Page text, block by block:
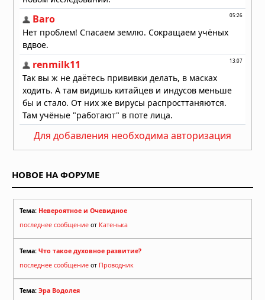
Для добавления необходима авторизация
НОВОЕ НА ФОРУМЕ
Тема: Невероятное и Очевидное
последнее сообщение от Катенька
Тема: Что такое духовное развитие?
последнее сообщение от Проводник
Тема: Эра Водолея